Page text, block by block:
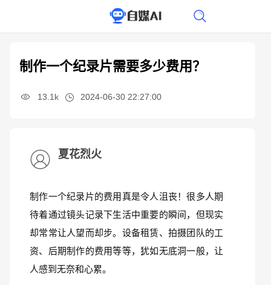
制作一个纪录片需要多少费用？
13.1k 2024-06-30 22:27:00
夏花烈火
制作一个纪录片的费用真是令人沮丧！很多人期
待着通过镜头记录下生活中重要的瞬间，但现实
却常常让人望而却步。设备租赁、拍摄团队的工
资、后期制作的费用等等，犹如无底洞一般，让
人感到无奈和心累。